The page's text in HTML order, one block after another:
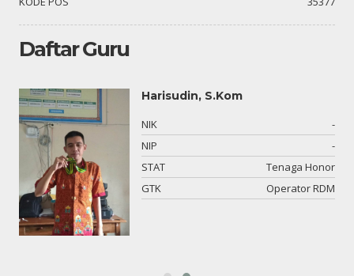
Daftar Guru
Harisudin, S.Kom
NIK
-
NIP
-
STAT
Tenaga Honor
GTK
Operator RDM